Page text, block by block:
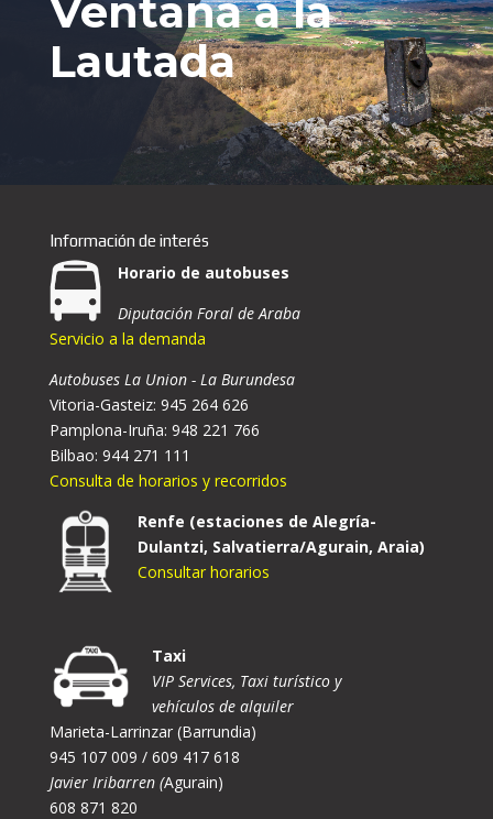
Ventana a la
Lautada
Información de interés
Horario de autobuses
Diputación Foral de Araba
Servicio a la demanda
Autobuses La Union - La Burundesa
Vitoria-Gasteiz: 945 264 626
Pamplona-Iruña: 948 221 766
Bilbao: 944 271 111
Consulta de horarios y recorridos
Renfe (estaciones de Alegría-
Dulantzi, Salvatierra/Agurain, Araia)
Consultar horarios
Taxi
VIP Services, Taxi turístico y
vehículos de alquiler
Marieta-Larrinzar (Barrundia)
945 107 009 / 609 417 618
Javier Iribarren (Agurain)
608 871 820